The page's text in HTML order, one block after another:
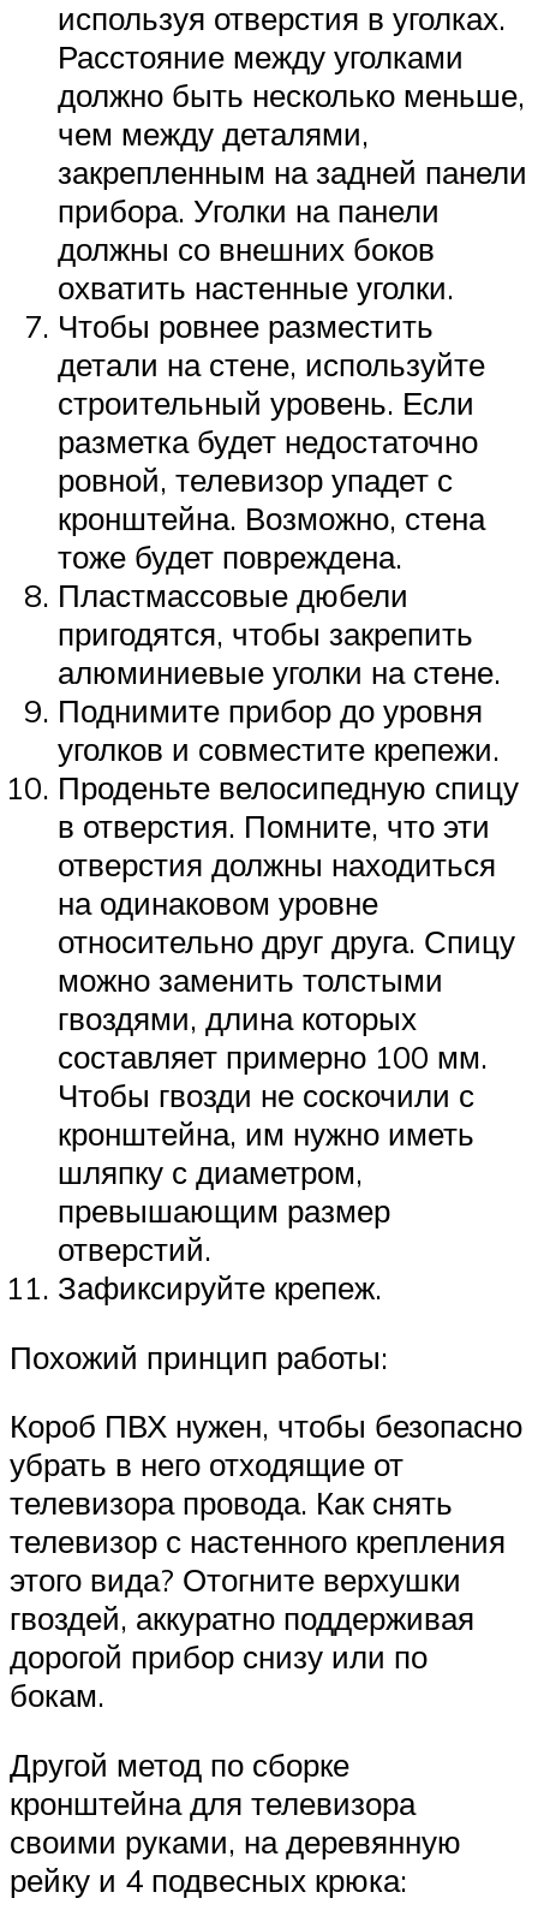
используя отверстия в уголках.
Расстояние между уголками
должно быть несколько меньше,
чем между деталями,
закрепленным на задней панели
прибора. Уголки на панели
должны со внешних боков
охватить настенные уголки.
Чтобы ровнее разместить
детали на стене, используйте
строительный уровень. Если
разметка будет недостаточно
ровной, телевизор упадет с
кронштейна. Возможно, стена
тоже будет повреждена.
Пластмассовые дюбели
пригодятся, чтобы закрепить
алюминиевые уголки на стене.
Поднимите прибор до уровня
уголков и совместите крепежи.
Проденьте велосипедную спицу
в отверстия. Помните, что эти
отверстия должны находиться
на одинаковом уровне
относительно друг друга. Спицу
можно заменить толстыми
гвоздями, длина которых
составляет примерно 100 мм.
Чтобы гвозди не соскочили с
кронштейна, им нужно иметь
шляпку с диаметром,
превышающим размер
отверстий.
Зафиксируйте крепеж.
Похожий принцип работы:
Короб ПВХ нужен, чтобы безопасно
убрать в него отходящие от
телевизора провода. Как снять
телевизор с настенного крепления
этого вида? Отогните верхушки
гвоздей, аккуратно поддерживая
дорогой прибор снизу или по
бокам.
Другой метод по сборке
кронштейна для телевизора
своими руками, на деревянную
рейку и 4 подвесных крюка: